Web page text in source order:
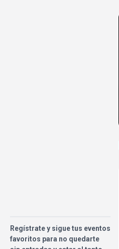
Regístrate y sigue tus eventos
favoritos para no quedarte